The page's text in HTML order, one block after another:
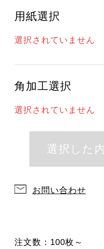
用紙選択
選択されていません
角加工選択
選択されていません
お問い合わせ
注文数：100枚～